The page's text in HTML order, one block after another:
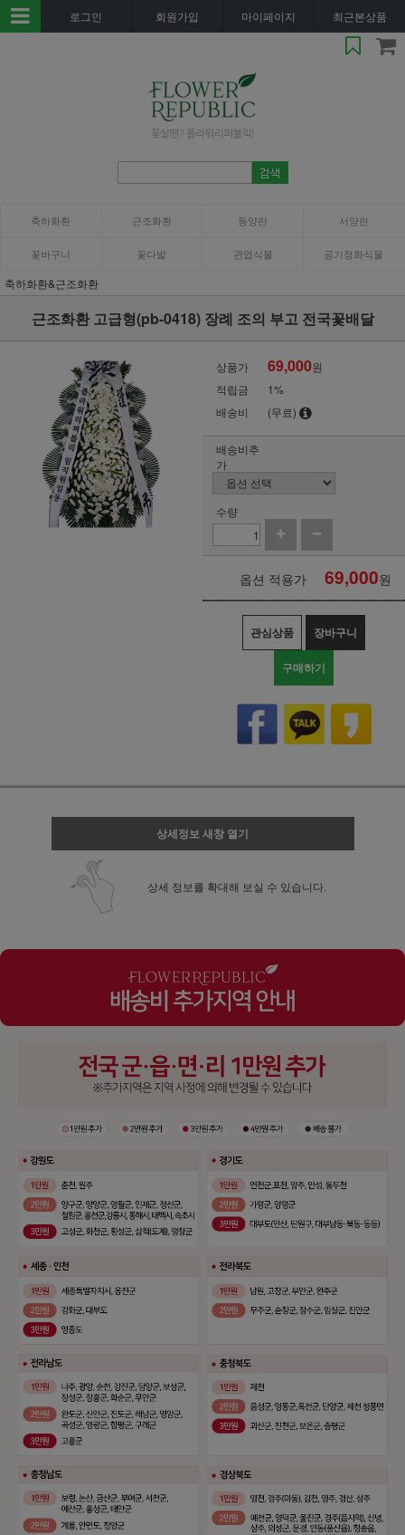
로그인 회원가입 마이페이지 최근본상품
축하화환 근조화환 동양란 서양란
꽃바구니 꽃다발 관엽식물 공기정화식물
축하화환&근조화환
근조화환 고급형(pb-0418) 장례 조의 부고 전국꽃배달
상품가 69,000원
적립금
1%
배송비
(무료)
배송비추
가
수량
옵션 적용가 69,000원
관심상품 장바구니
구매하기
상세정보 새창 열기
상세 정보를 확대해 보실 수 있습니다.